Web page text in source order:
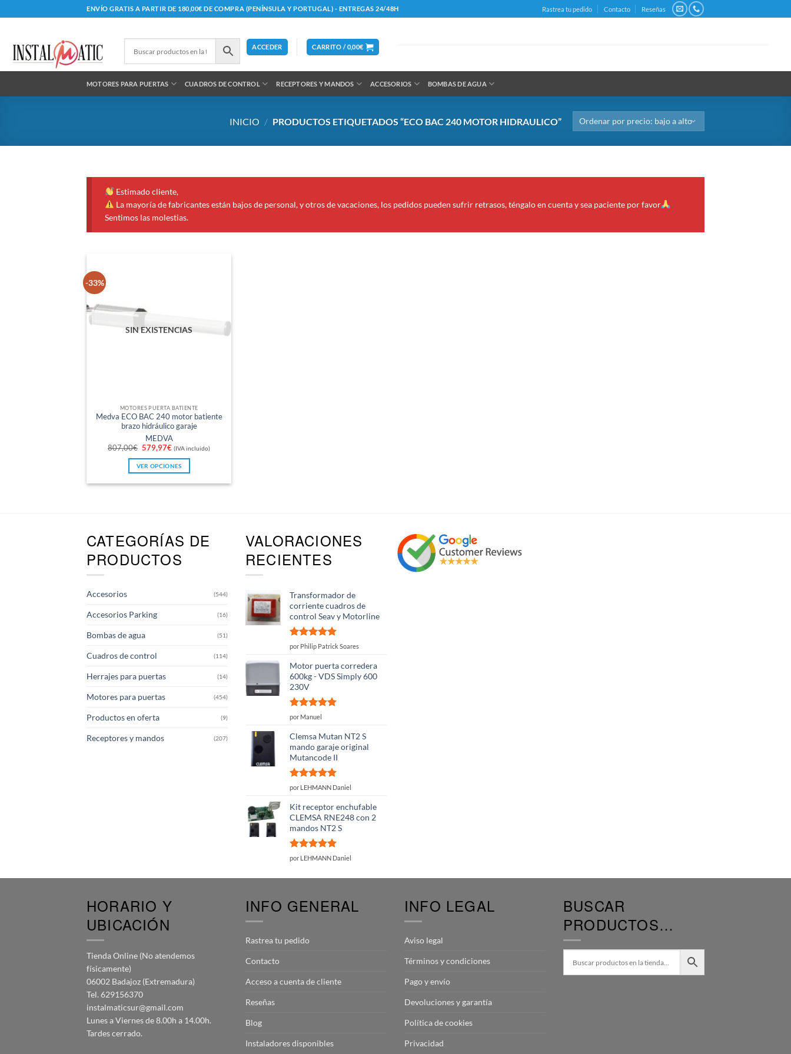
al
ENVÍO GRATIS A PARTIR DE 180,00€ DE COMPRA (PENÍNSULA Y PORTUGAL) - ENTREGAS 24/48H Rastrea tu pedido Contacto Reseñas
ACCEDER CARRITO /0,00€
MOTORES PARA PUERTAS CUADROS DE CONTROL RECEPTORES Y MANDOS ACCESORIOS BOMBAS DE AGUA
INICIO / PRODUCTOS ETIQUETADOS “ECO BAC 240 MOTOR HIDRAULICO”
Estimado cliente,
La mayoría de fabricantes están bajos de personal, y otros de vacaciones, los pedidos pueden sufrir retrasos, téngalo en cuenta y sea paciente por favor
Sentimos las molestias.
-33%
SIN EXISTENCIAS
MOTORES PUERTA BATIENTE
Medva ECO BAC 240 motor batiente
brazo hidráulico garaje
MEDVA
807,00€ El
precio
original
era:
807,00€.
579,97€El
precio
actual
es:
579,97€.
(IVA incluido)
VER OPCIONES
Las
opciones
se
CATEGORÍAS DE
PRODUCTOS
Accesorios (544)
Accesorios Parking (16)
Bombas de agua (51)
Cuadros de control (114)
Herrajes para puertas (14)
Motores para puertas (454)
Productos en oferta (9)
Receptores y mandos (207)
VALORACIONES
RECIENTES
Transformador de
corriente cuadros de
control Seav y Motorline
Valorado
por Philip Patrick Soares
Motor puerta corredera
600kg - VDS Simply 600
230V
Valorado
por Manuel
Clemsa Mutan NT2 S
mando garaje original
Mutancode II
Valorado
por LEHMANN Daniel
Kit receptor enchufable
CLEMSA RNE248 con 2
mandos NT2 S
Valorado
por LEHMANN Daniel
HORARIO Y
UBICACIÓN
Tienda Online (No atendemos
físicamente)
06002 Badajoz (Extremadura)
Tel. 629156370
instalmaticsur@gmail.com
Lunes a Viernes de 8.00h a 14.00h.
Tardes cerrado.
INFO GENERAL
Rastrea tu pedido
Contacto
Acceso a cuenta de cliente
Reseñas
Blog
Instaladores disponibles
INFO LEGAL
Aviso legal
Términos y condiciones
Pago y envío
Devoluciones y garantía
Política de cookies
Privacidad
BUSCAR
PRODUCTOS…